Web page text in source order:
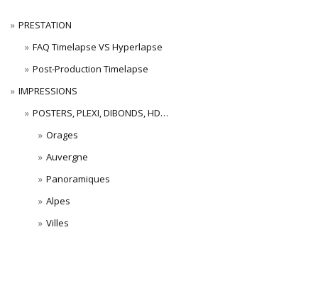
PRESTATION
FAQ Timelapse VS Hyperlapse
Post-Production Timelapse
IMPRESSIONS
POSTERS, PLEXI, DIBONDS, HD…
Orages
Auvergne
Panoramiques
Alpes
Villes